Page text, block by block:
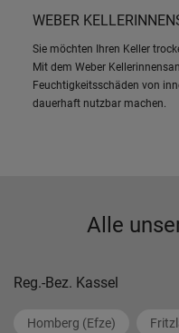
WEBER
Sie möchten Ihren Keller
Mit dem Weber
Feuchtigkeitsschäden von
dauerhaft nutzbar machen.
Alle
Reg.-Bez. Kassel
Homberg (Efze)